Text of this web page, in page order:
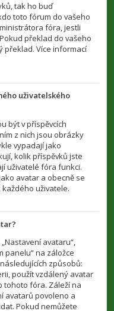
tak ho buď
toto fórum do vašeho
fóra, jestli
překlad do vašeho
překlad. Více informací
uživatelského
být v příspěvcích
z nich jsou obrázky
vypadají jako
kolik příspěvků jste
uživatelé fóra funkci.
avatar a obecně se
uživatele.
avataru“,
panelu“ na záložce
způsobů:
použít vzdálený avatar
tohoto fóra. Záleží na
avatarů povoleno a
Pokud nemůžete